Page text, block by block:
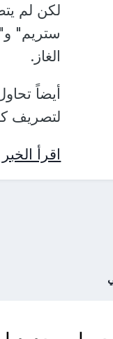
لكن لم
الغاز.
أيضاً
لتصريف
اقرأ